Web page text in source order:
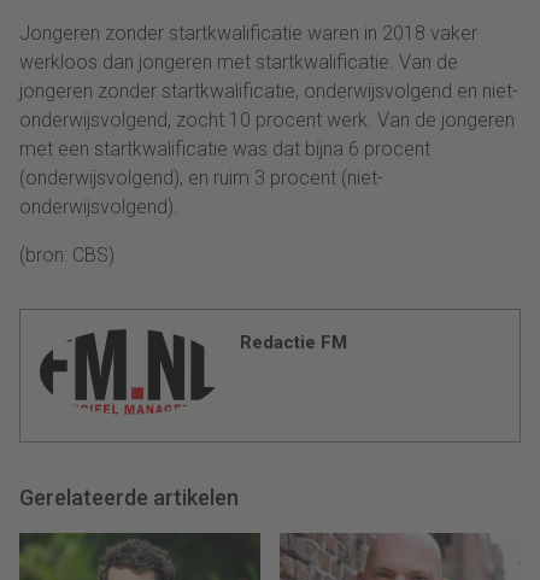
Jongeren zonder startkwalificatie waren in 2018 vaker
werkloos dan jongeren met startkwalificatie. Van de
jongeren zonder startkwalificatie, onderwijsvolgend en niet-
onderwijsvolgend, zocht 10 procent werk. Van de jongeren
met een startkwalificatie was dat bijna 6 procent
(onderwijsvolgend), en ruim 3 procent (niet-
onderwijsvolgend).
(bron: CBS)
Redactie FM
Gerelateerde artikelen